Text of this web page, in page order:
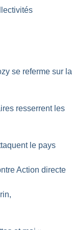
se referme sur la
resserrent les
le pays
Action directe